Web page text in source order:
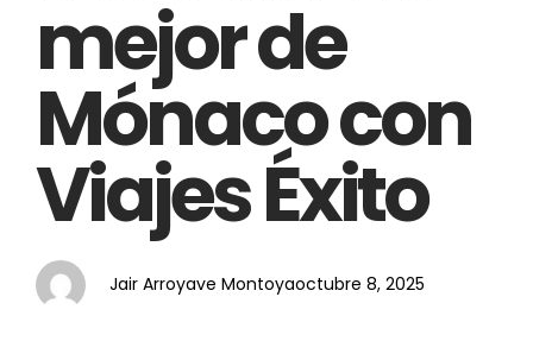
mejor de
Mónaco con
Viajes Éxito
Jair Arroyave Montoyaoctubre 8, 2025